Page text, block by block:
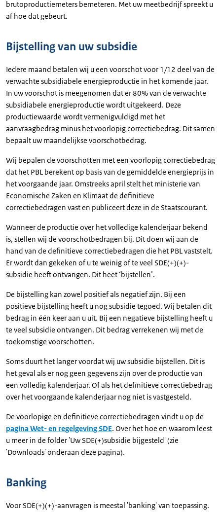
brutoproductiemeters bemeteren. Met uw meetbedrijf spreekt u
af hoe dat gebeurt.
Bijstelling van uw subsidie
Iedere maand betalen wij u een voorschot voor 1/12 deel van de
verwachte subsidiabele energieproductie in het komende jaar.
In uw voorschot is meegenomen dat er 80% van de verwachte
subsidiabele energieproductie wordt uitgekeerd. Deze
productiewaarde wordt vermenigvuldigd met het
aanvraagbedrag minus het voorlopig correctiebedrag. Dit samen
bepaalt uw maandelijkse voorschotbedrag.
Wij bepalen de voorschotten met een voorlopig correctiebedrag
dat het PBL berekent op basis van de gemiddelde energieprijs in
het voorgaande jaar. Omstreeks april stelt het ministerie van
Economische Zaken en Klimaat de definitieve
correctiebedragen vast en publiceert deze in de Staatscourant.
Wanneer de productie over het volledige kalenderjaar bekend
is, stellen wij de voorschotbedragen bij. Dit doen wij aan de
hand van de definitieve correctiebedragen die het PBL vaststelt.
Er wordt dan gekeken of u te weinig of te veel SDE(+)(+)-
subsidie heeft ontvangen. Dit heet ‘bijstellen’.
De bijstelling kan zowel positief als negatief zijn. Bij een
positieve bijstelling heeft u nog subsidie tegoed. Wij betalen dit
bedrag in één keer aan u uit. Bij een negatieve bijstelling heeft u
te veel subsidie ontvangen. Dit bedrag verrekenen wij met de
toekomstige voorschotten.
Soms duurt het langer voordat wij uw subsidie bijstellen. Dit is
het geval als er nog geen gegevens zijn over de productie van
een volledig kalenderjaar. Of als het definitieve correctiebedrag
over het voorgaande kalenderjaar nog niet is vastgesteld.
De voorlopige en definitieve correctiebedragen vindt u op de
pagina Wet- en regelgeving SDE. Over het hoe en waarom leest
u meer in de folder 'Uw SDE(+)subsidie bijgesteld' (zie
'Downloads' onderaan deze pagina).
Banking
Voor SDE(+)(+)-aanvragen is meestal 'banking' van toepassing.